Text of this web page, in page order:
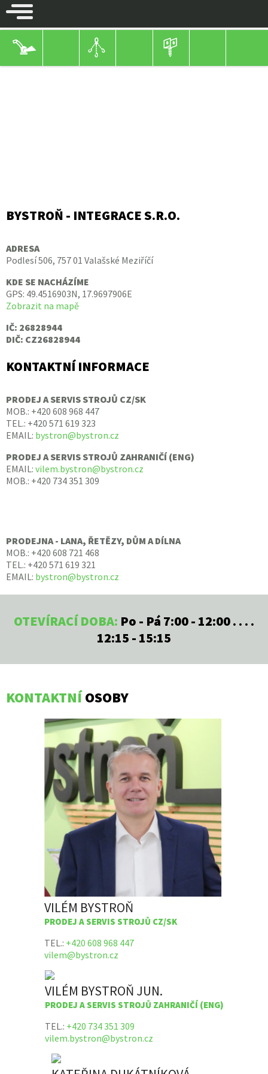
BYSTROŇ - INTEGRACE S.R.O.
ADRESA
Podlesí 506, 757 01 Valašské Meziříčí
KDE SE NACHÁZÍME
GPS: 49.4516903N, 17.9697906E
Zobrazit na mapě
IČ: 26828944
DIČ: CZ26828944
KONTAKTNÍ INFORMACE
PRODEJ A SERVIS STROJŮ CZ/SK
MOB.: +420 608 968 447
TEL.: +420 571 619 323
EMAIL: bystron@bystron.cz
PRODEJ A SERVIS STROJŮ ZAHRANIČÍ (ENG)
EMAIL: vilem.bystron@bystron.cz
MOB.: +420 734 351 309
PRODEJNA - LANA, ŘETĚZY, DŮM A DÍLNA
MOB.: +420 608 721 468
TEL.: +420 571 619 321
EMAIL: bystron@bystron.cz
OTEVÍRACÍ DOBA: Po - Pá 7:00 - 12:00 . . . .
12:15 - 15:15
KONTAKTNÍOSOBY
VILÉM BYSTROŇ
PRODEJ A SERVIS STROJŮ CZ/SK
TEL.: +420 608 968 447
vilem@bystron.cz
VILÉM BYSTROŇ JUN.
PRODEJ A SERVIS STROJŮ ZAHRANIČÍ (ENG)
TEL.: +420 734 351 309
vilem.bystron@bystron.cz